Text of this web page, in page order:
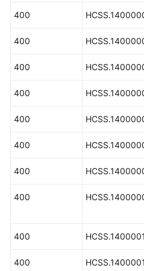
400
400
400
400
400
400
400
400
400
400